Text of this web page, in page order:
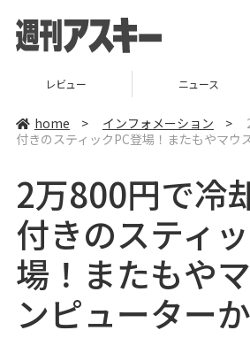
home > インフォメーション >
付きのスティックPC登場！またもやマウ
2万800円で冷
付きのスティ
場！またもや
ンピューター